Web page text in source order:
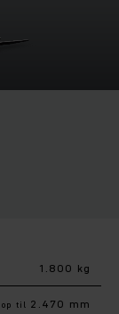
1.800 kg
op til 2.470 mm